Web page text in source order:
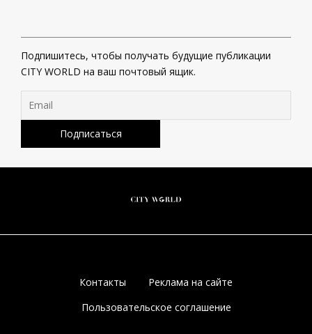
Подпишитесь, чтобы получать будущие публикации
CITY WORLD на ваш почтовый ящик.
Контакты
Реклама на сайте
Пользовательское соглашение